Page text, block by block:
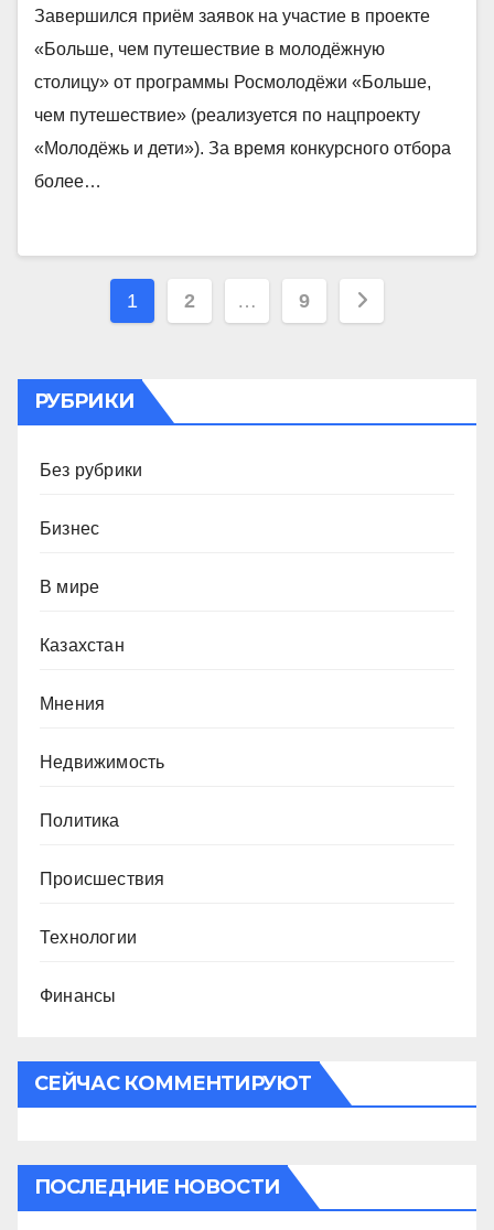
Завершился приём заявок на участие в проекте
«Больше, чем путешествие в молодёжную
столицу» от программы Росмолодёжи «Больше,
чем путешествие» (реализуется по нацпроекту
«Молодёжь и дети»). За время конкурсного отбора
более…
Пагинация
1 2 … 9
РУБРИКИ
Без рубрики
Бизнес
В мире
Казахстан
Мнения
Недвижимость
Политика
Происшествия
Технологии
Финансы
СЕЙЧАС КОММЕНТИРУЮТ
ПОСЛЕДНИЕ НОВОСТИ